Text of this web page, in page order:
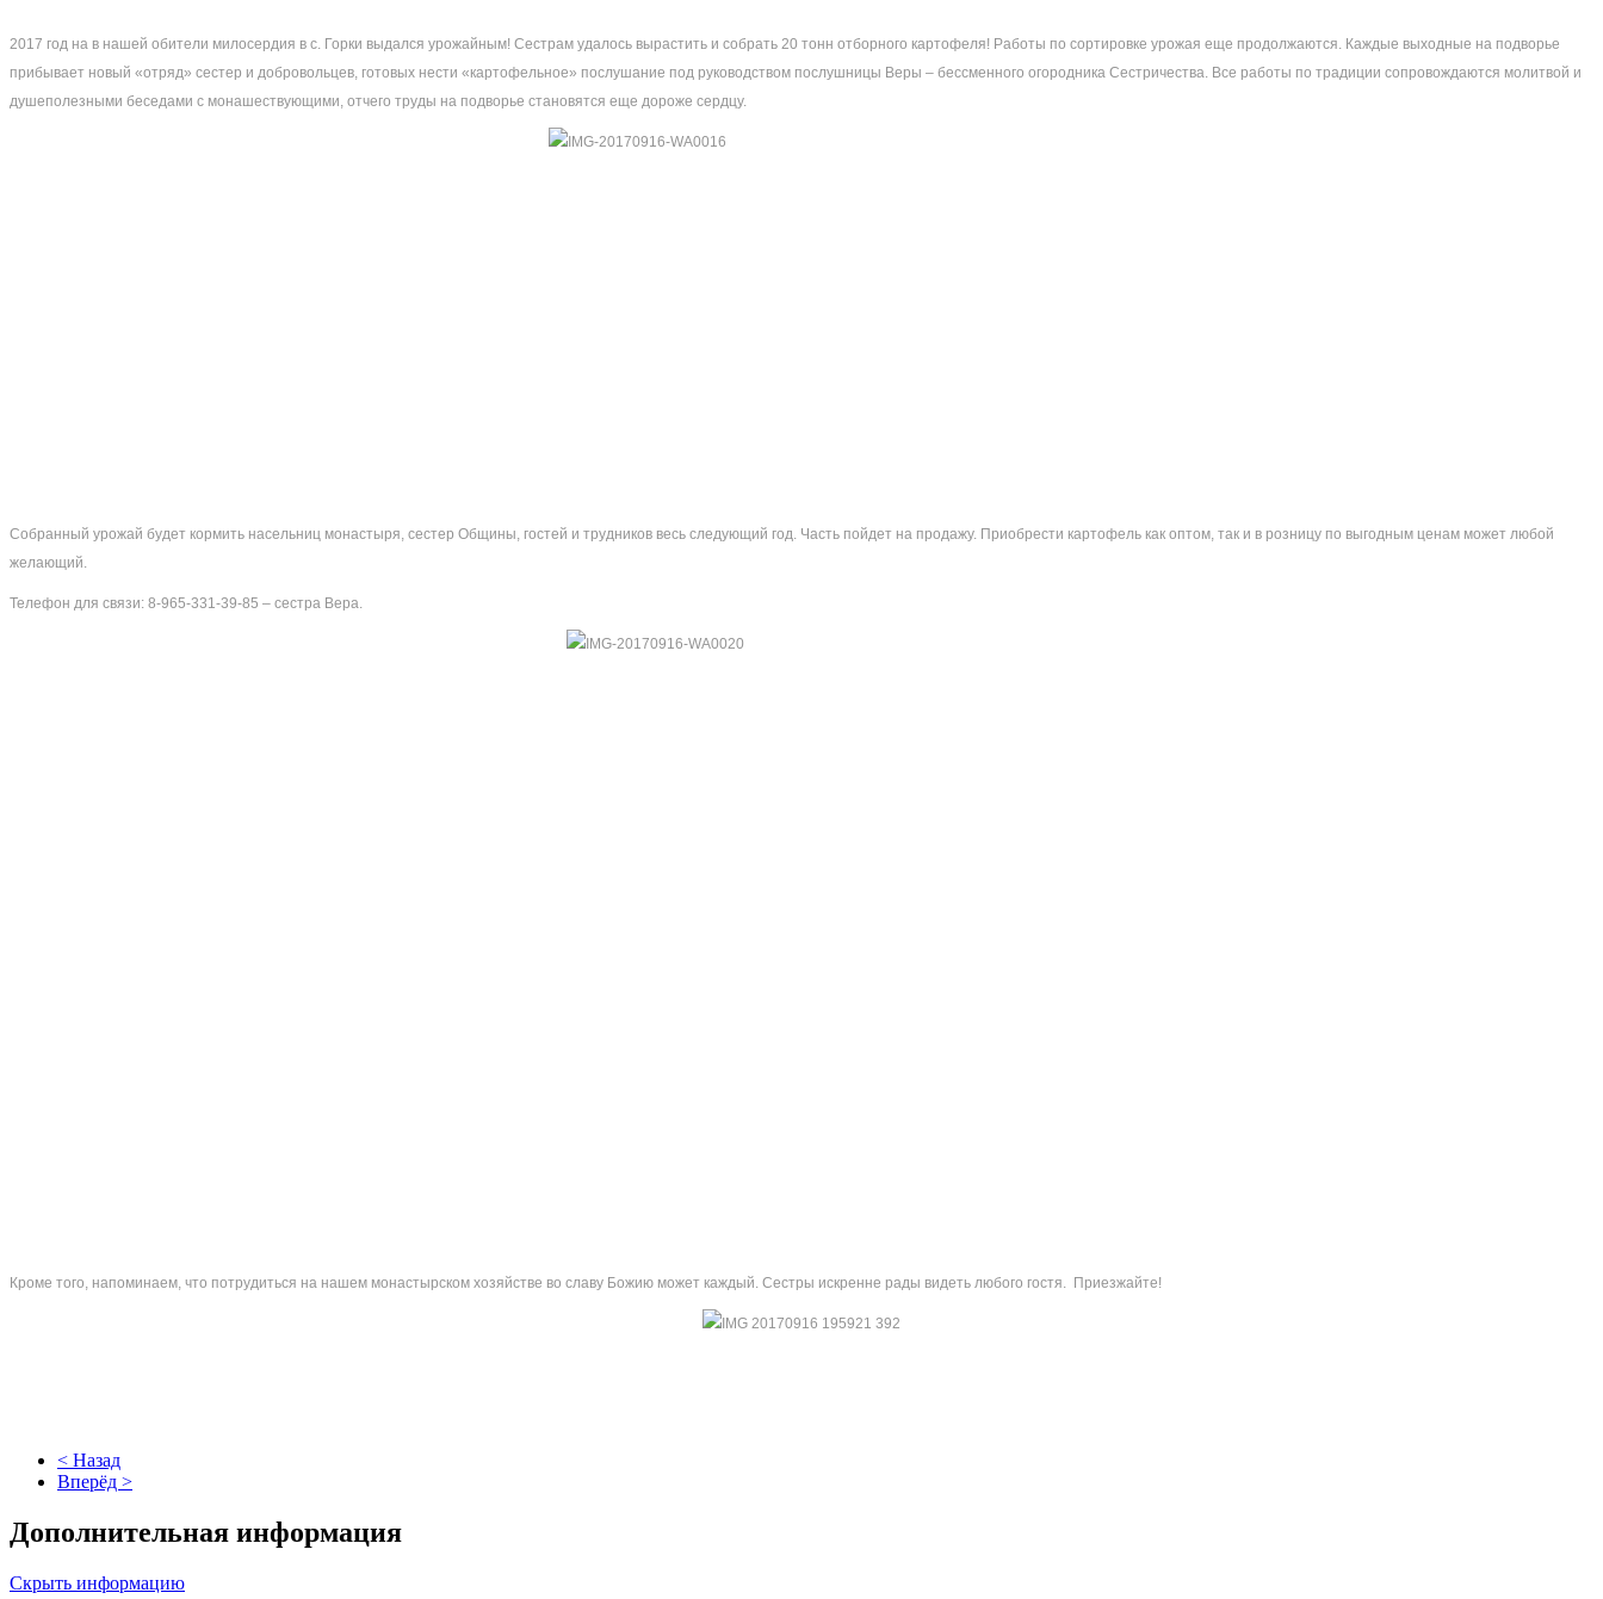
2017 год на в нашей обители милосердия в с. Горки выдался урожайным! Сестрам удалось вырастить и собрать 20 тонн отборного картофеля! Работы по сортировке урожая еще продолжаются. Каждые выходные на подворье
прибывает новый «отряд» сестер и добровольцев, готовых нести «картофельное» послушание под руководством послушницы Веры – бессменного огородника Сестричества. Все работы по традиции сопровождаются молитвой и
душеполезными беседами с монашествующими, отчего труды на подворье становятся еще дороже сердцу.
Собранный урожай будет кормить насельниц монастыря, сестер Общины, гостей и трудников весь следующий год. Часть пойдет на продажу. Приобрести картофель как оптом, так и в розницу по выгодным ценам может любой
желающий.
Телефон для связи: 8-965-331-39-85 – сестра Вера.
Кроме того, напоминаем, что потрудиться на нашем монастырском хозяйстве во славу Божию может каждый. Сестры искренне рады видеть любого гостя. Приезжайте!
< Назад
Вперёд >
Дополнительная информация
Скрыть информацию